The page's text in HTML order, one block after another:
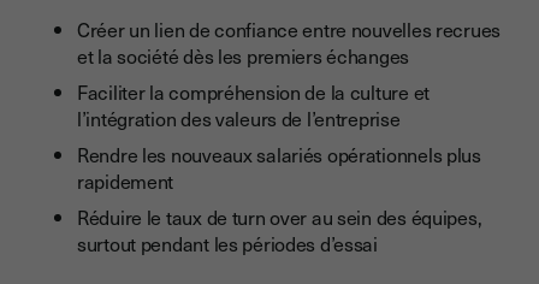
Créer un lien de confiance entre nouvelles recrues
et la société dès les premiers échanges
Faciliter la compréhension de la culture et
l’intégration des valeurs de l’entreprise
Rendre les nouveaux salariés opérationnels plus
rapidement
Réduire le taux de turn over au sein des équipes,
surtout pendant les périodes d’essai